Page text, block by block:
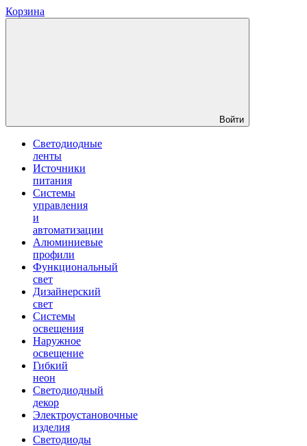
Корзина
Войти
Светодиодные
ленты
Источники
питания
Системы
управления
и
автоматизации
Алюминиевые
профили
Функциональный
свет
Дизайнерский
свет
Системы
освещения
Наружное
освещение
Гибкий
неон
Светодиодный
декор
Электроустановочные
изделия
Светодиоды